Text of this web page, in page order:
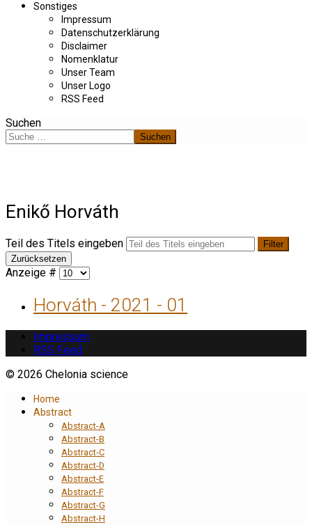
Sonstiges
Impressum
Datenschutzerklärung
Disclaimer
Nomenklatur
Unser Team
Unser Logo
RSS Feed
Suchen
Suchen
Enikő Horváth
Teil des Titels eingeben
Filter
Zurücksetzen
Anzeige #
Horváth - 2021 - 01
Impressum
RSS Feed
© 2026 Chelonia science
Home
Abstract
Abstract-A
Abstract-B
Abstract-C
Abstract-D
Abstract-E
Abstract-F
Abstract-G
Abstract-H